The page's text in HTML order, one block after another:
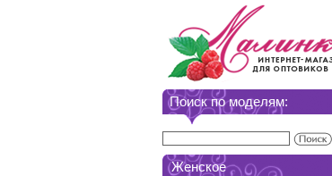
Поиск по моделям:
Женское